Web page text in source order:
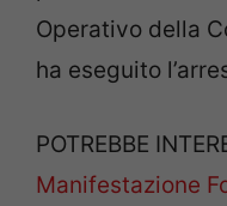
Operativo della
ha eseguito
POTREBBE
Manifestazione